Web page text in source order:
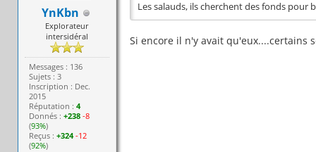
YnKbn
Explorateur
intersidéral
Messages : 136
Sujets : 3
Inscription : Dec.
2015
Réputation :4
Donnés :+238 -8
(93%)
Reçus :+324 -12
(92%)
Les salauds, ils cherchent des fonds pour
Si encore il n'y avait